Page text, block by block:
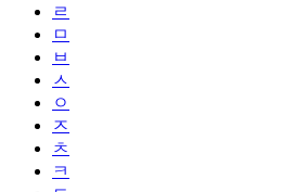
ㄹ
ㅁ
ㅂ
ㅅ
ㅇ
ㅈ
ㅊ
ㅋ